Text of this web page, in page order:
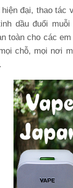
đại, thao tác
dầu đuổi
toàn cho các
chỗ, mọi nơi